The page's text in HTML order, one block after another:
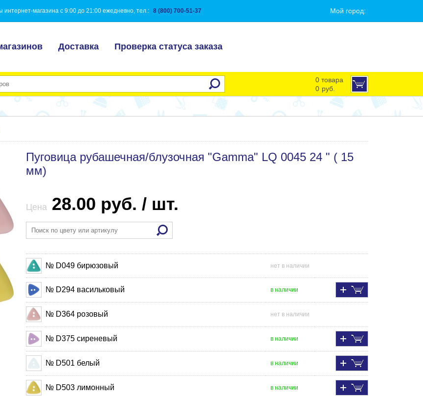
интернет-магазина с 9:00 до 21:00 ежедневно, тел.: 8 (800) 700-51-37 Мой город:
Доставка Проверка статуса заказа
0 товара
0 руб.
Пуговица рубашечная/блузочная "Gamma" LQ 0045 24 " ( 15
мм)
Цена 28.00 руб. / шт.
№ D049 бирюзовый нет в наличии
№ D294 васильковый в наличии
№ D364 розовый нет в наличии
№ D375 сиреневый в наличии
№ D501 белый в наличии
№ D503 лимонный в наличии